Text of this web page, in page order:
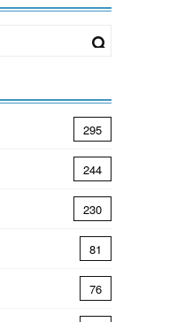
295
244
230
81
76